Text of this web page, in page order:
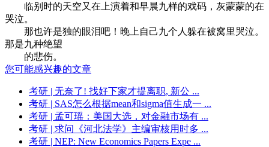
临别时的天空又在上演着和早晨九样的戏码，灰蒙蒙的在
哭泣。
那也许是独的眼泪吧！晚上自己九个人躲在被窝里哭泣。
那是九种绝望
的悲伤。
您可能感兴趣的文章
考研 | 无奈了! 找好下家才提离职, 新公 ...
考研 | SAS怎么根据mean和sigma值生成一 ...
考研 | 孟可瑶：美国大选，对金融市场有 ...
考研 | 求问《河北法学》主编审核用时多 ...
考研 | NEP: New Economics Papers Expe ...